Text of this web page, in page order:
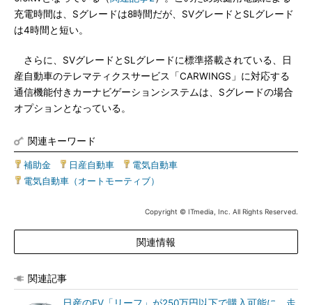
充電時間は、Sグレードは8時間だが、SVグレードとSLグレード
は4時間と短い。
さらに、SVグレードとSLグレードに標準搭載されている、日
産自動車のテレマティクスサービス「CARWINGS」に対応する
通信機能付きカーナビゲーションシステムは、Sグレードの場合
オプションとなっている。
関連キーワード
補助金 日産自動車 電気自動車
電気自動車（オートモーティブ）
Copyright © ITmedia, Inc. All Rights Reserved.
関連情報
関連記事